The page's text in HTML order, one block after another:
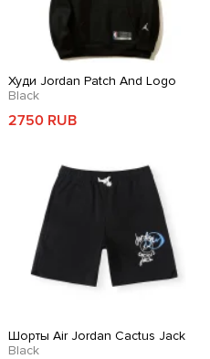
Худи Jordan Patch And Logo
Black
2750 RUB
Шорты Air Jordan Cactus Jack
Black